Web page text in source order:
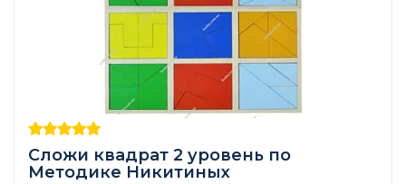
Сложи квадрат 2 уровень по
Методике Никитиных